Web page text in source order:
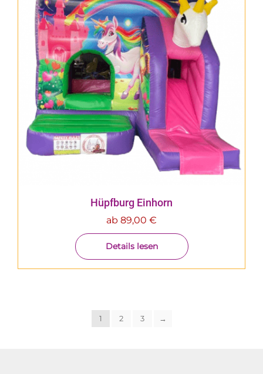
Hüpfburg Einhorn
ab 89,00 €
Details lesen
1 2 3 →